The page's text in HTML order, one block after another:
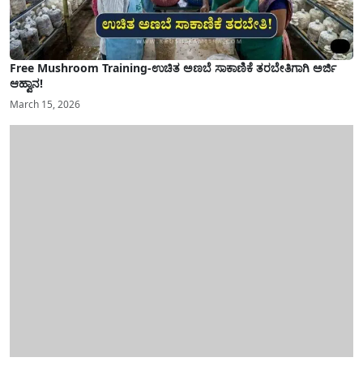
Free Mushroom Training-ಉಚಿತ ಅಣಬೆ ಸಾಕಾಣಿಕೆ ತರಬೇತಿಗಾಗಿ ಅರ್ಜಿ
ಆಹ್ವಾನ!
March 15, 2026